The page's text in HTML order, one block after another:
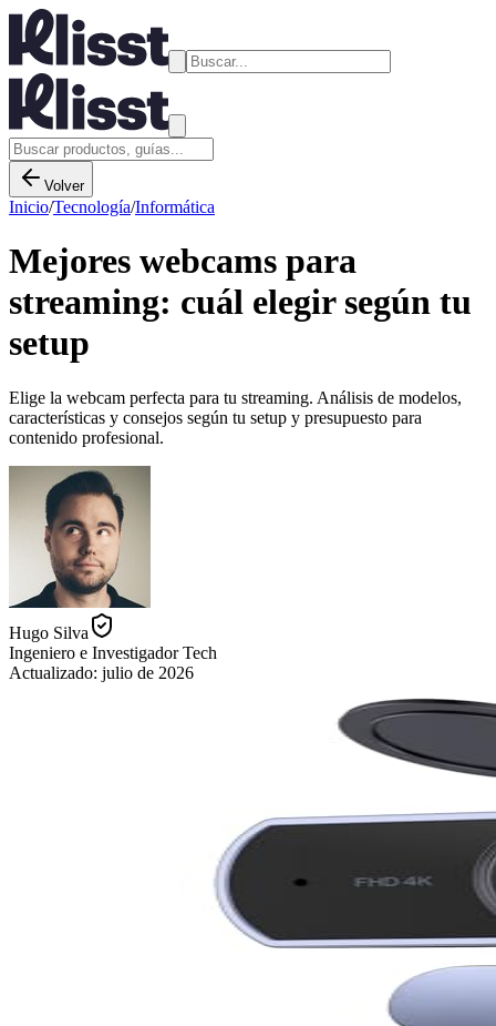
Volver
Inicio/Tecnología/Informática
Mejores webcams para
streaming: cuál elegir según tu
setup
Elige la webcam perfecta para tu streaming. Análisis de modelos,
características y consejos según tu setup y presupuesto para
contenido profesional.
Hugo Silva
Ingeniero e Investigador Tech
Actualizado: julio de 2026